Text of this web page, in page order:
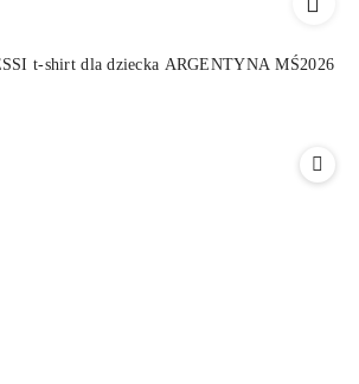
t-shirt dla dziecka ARGENTYNA MŚ2026